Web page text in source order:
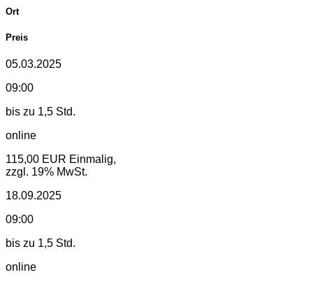
Ort
Preis
05.03.2025
09:00
bis zu 1,5 Std.
online
115,00 EUR Einmalig,
zzgl. 19% MwSt.
18.09.2025
09:00
bis zu 1,5 Std.
online